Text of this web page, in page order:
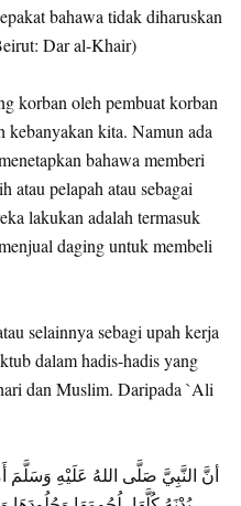
bahawa tidak diharuskan
Dar al-Khair)
korban oleh pembuat korban
kita. Namun ada
bahawa memberi
atau pelapah atau sebagai
lakukan adalah termasuk
daging untuk membeli
selainnya sebagi upah kerja
dalam hadis-hadis yang
dan Muslim. Daripada `Ali
أنَّ النَّبِيَّ صَلَّى اللهُ عَلَيْهِ وَسَلَّمَ